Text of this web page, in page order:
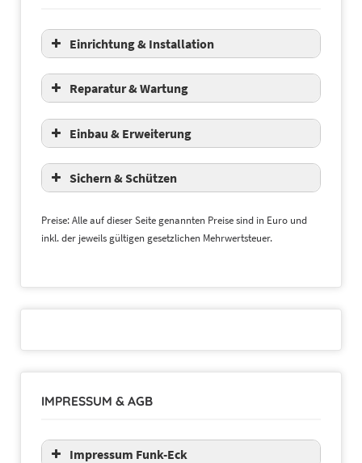
Einrichtung & Installation
Reparatur & Wartung
Einbau & Erweiterung
Sichern & Schützen
Preise: Alle auf dieser Seite genannten Preise sind in Euro und
inkl. der jeweils gültigen gesetzlichen Mehrwertsteuer.
IMPRESSUM & AGB
Impressum Funk-Eck